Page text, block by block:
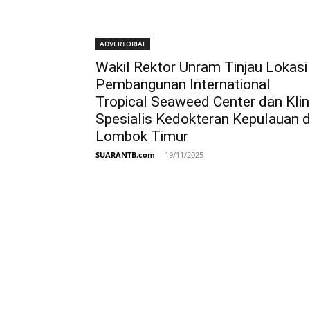
ADVERTORIAL
Wakil Rektor Unram Tinjau Lokasi
Pembangunan International
Tropical Seaweed Center dan
Spesialis Kedokteran Kepulauan
Lombok Timur
SUARANTB.com - 19/11/2025